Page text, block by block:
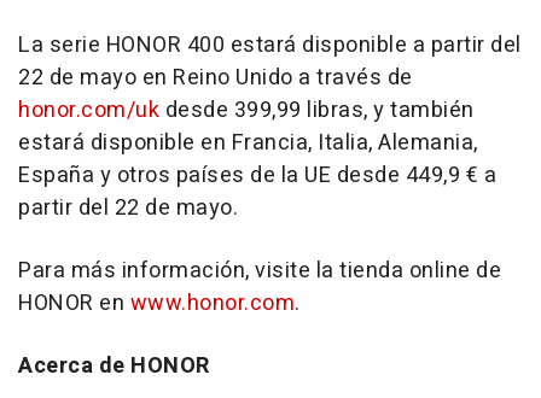
La serie HONOR 400 estará disponible a partir del
22 de mayo en Reino Unido a través de
honor.com/uk desde 399,99 libras, y también
estará disponible en Francia, Italia, Alemania,
España y otros países de la UE desde 449,9 € a
partir del 22 de mayo.
Para más información, visite la tienda online de
HONOR en www.honor.com.
Acerca de HONOR